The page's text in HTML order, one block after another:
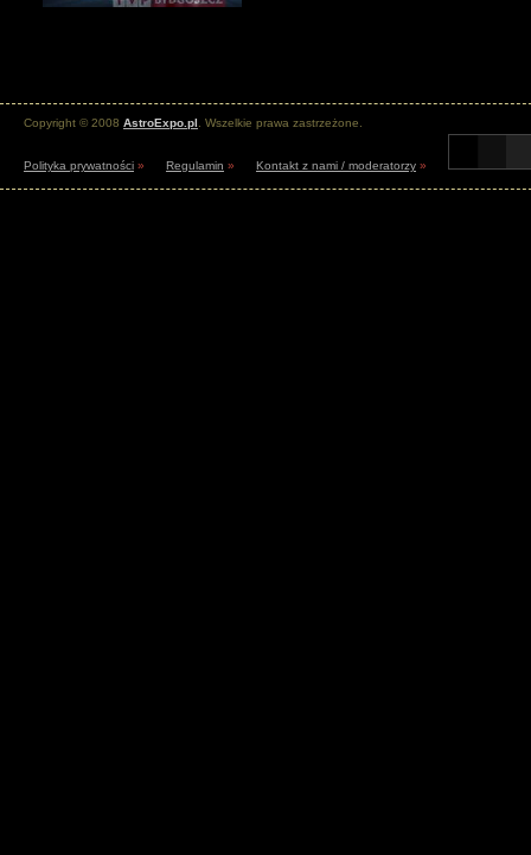
Copyright © 2008 AstroExpo.pl . Wszelkie prawa zastrzeżone.
Polityka prywatności » Regulamin » Kontakt z nami / moderatorzy »